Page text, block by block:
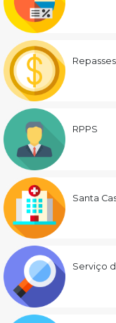
RPPS
Santa
Serviço